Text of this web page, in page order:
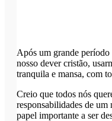
Após um grande período
nosso dever cristão,
tranquila e mansa, com
Creio que todos nós
responsabilidades de um
papel importante a ser